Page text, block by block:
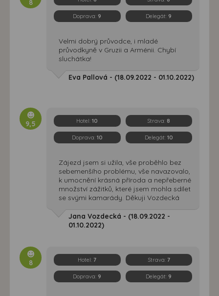
8
Doprava: 9 Delegát: 9
Velmi dobrý průvodce, i mladé
průvodkyně v Gruzii a Arménii. Chybí
sluchátka!
Eva Pallová - (18.09.2022 - 01.10.2022)
9,5 Hotel:10 Strava: 8
Doprava: 10 Delegát: 10
Zájezd jsem si užila, vše proběhlo bez
sebemenšího problému, vše navazovalo,
k umocnění krásná příroda a nepřeberné
množství zážitků, které jsem mohla sdílet
se svými kamarády. Děkuji Vozdecká
Jana Vozdecká - (18.09.2022 -
01.10.2022)
8 Hotel:7 Strava: 7
Doprava: 9 Delegát: 9